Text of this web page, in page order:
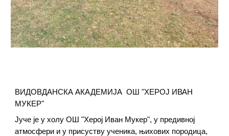
ВИДОВДАНСКА АКАДЕМИЈА ОШ "ХЕРОЈ ИВАН
МУКЕР"
Јуче је у холу ОШ "Херој Иван Мукер", у предивној
атмосфери и у присуству ученика, њихових породица,